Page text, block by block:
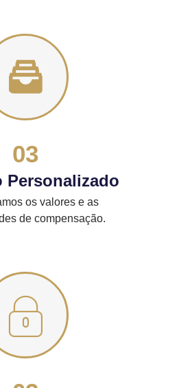
03
Personalizado
os valores e as
de compensação.